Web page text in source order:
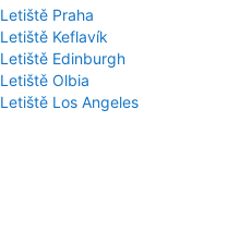
Letiště Praha
Letiště Keflavík
Letiště Edinburgh
Letiště Olbia
Letiště Los Angeles